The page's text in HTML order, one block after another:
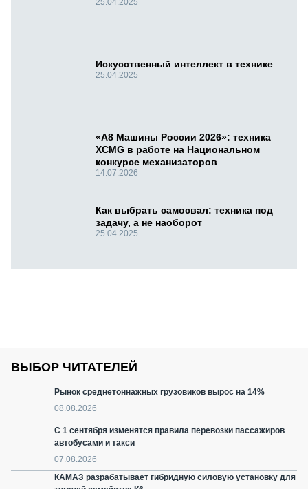
Искусственный интеллект в технике
25.04.2025
«А8 Машины России 2026»: техника
XCMG в работе на Национальном
конкурсе механизаторов
14.07.2026
Как выбрать самосвал: техника под
задачу, а не наоборот
25.04.2025
ВЫБОР ЧИТАТЕЛЕЙ
Рынок среднетоннажных грузовиков вырос на 14%
08.08.2026
С 1 сентября изменятся правила перевозки пассажиров
автобусами и такси
07.08.2026
КАМАЗ разрабатывает гибридную силовую установку для